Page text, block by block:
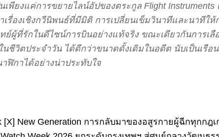
เพียงแค่การขยายไลน์อัปของตระกูล Flight
เรื่องเชิงกวีนิพนธ์ที่มีมิติ การเปลี่ยนเข็มวินาทีและนาทีใ
ผู้ที่รักในดีไซน์การบินอย่างแท้จริง ขณะเดียวกันการเลื
นชีวิตประจำวัน ได้ดีกว่าขนาดดั้งเดิมในอดีต นับเป็นเ
ฬิกาได้อย่างน่าประทับใจ
[X] New Generation การกลับมาของอสูรกายผู้ฉีกทุกกฎ